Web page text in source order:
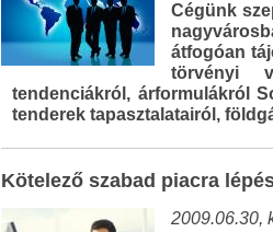
Cégünk
átfogóan
törvényi
tendenciákról, árformulákról
tenderek tapasztalatairól,
Kötelező szabad piacra
2009.06.30,